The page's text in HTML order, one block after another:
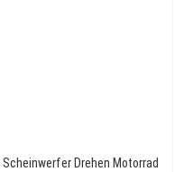
Drehen Motorrad